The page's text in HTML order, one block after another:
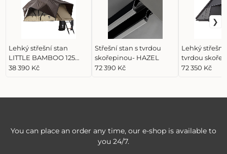
Lehký střešní stan
LITTLE BAMBOO 125
GEN. 2 Coffee
38 390 Kč
Střešní stan s tvrdou
skořepinou- HAZEL
72 390 Kč
Lehký střešní
tvrdou
CUMARU
72 350 Kč
You can place an order any time, our e-shop is available to
you 24/7.